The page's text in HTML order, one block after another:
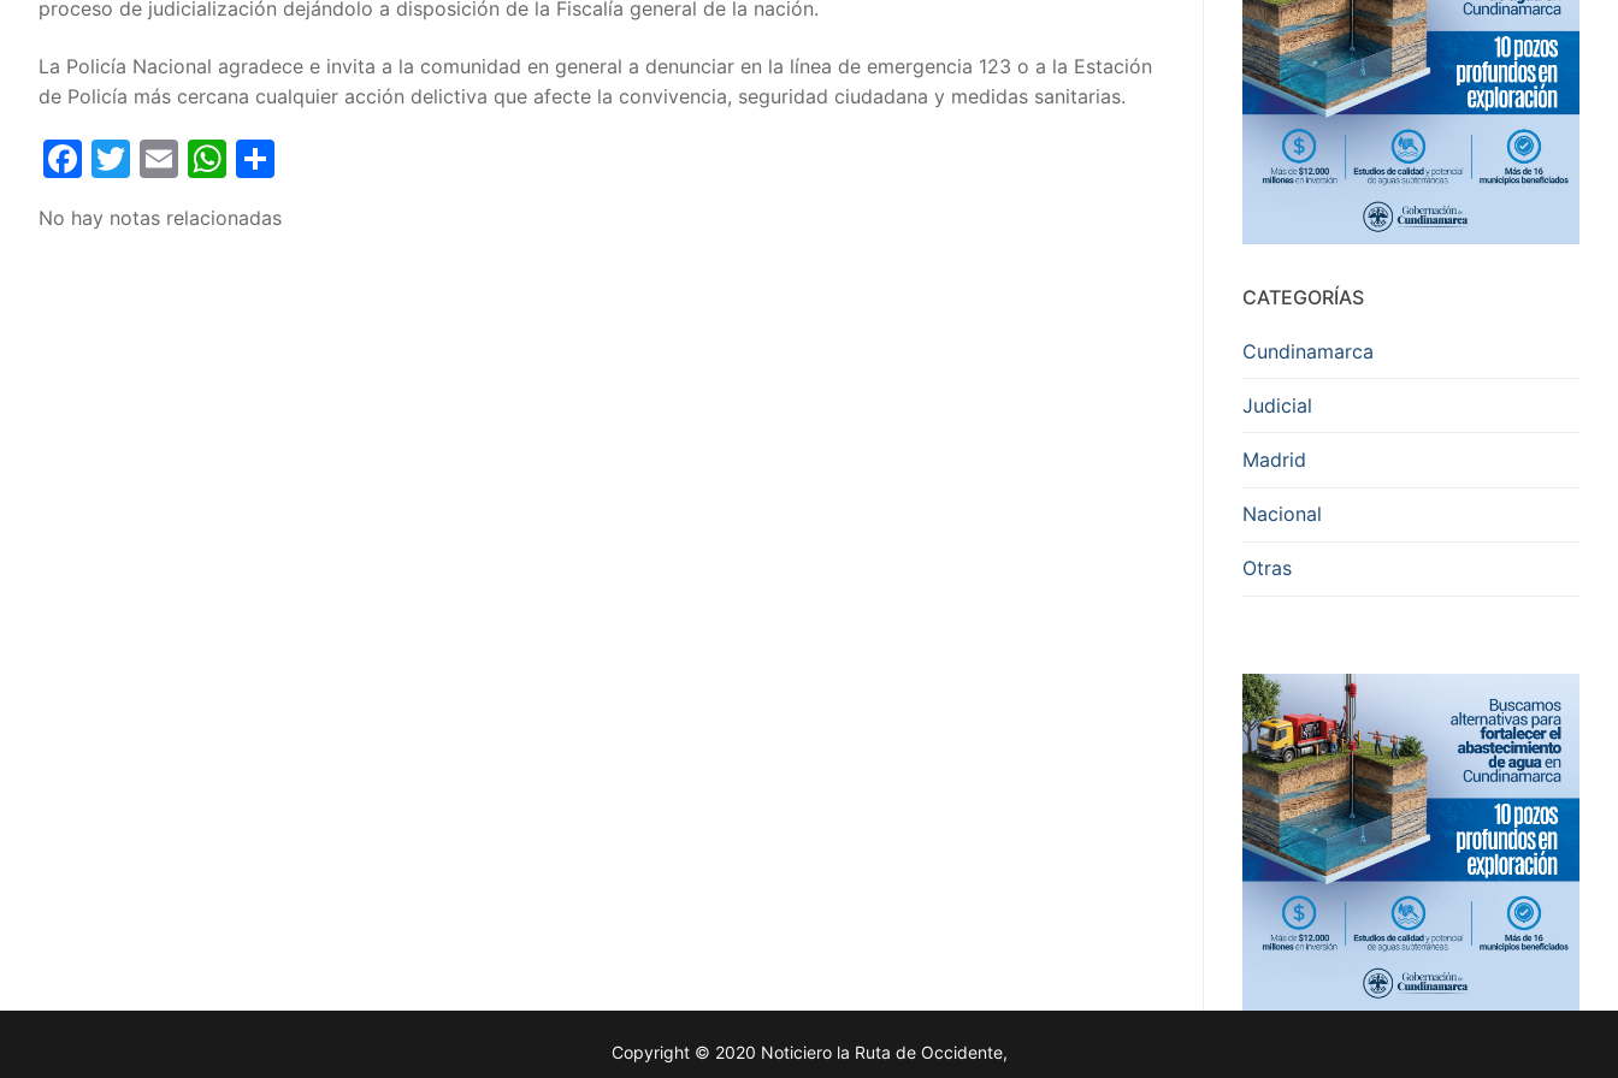
proceso de judicialización dejándolo a disposición de la Fiscalía general de la nación.
La Policía Nacional agradece e invita a la comunidad en general a denunciar en la línea de emergencia 123 o a la Estación
de Policía más cercana cualquier acción delictiva que afecte la convivencia, seguridad ciudadana y medidas sanitarias.
Facebook
Twitter
EmailWhatsApp
No hay notas relacionadas
CATEGORÍAS
Cundinamarca
Judicial
Madrid
Nacional
Otras
Copyright © 2020 Noticiero la Ruta de Occidente,